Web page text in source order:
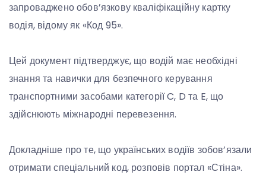
запроваджено обов’язкову кваліфікаційну картку
водія, відому як «Код 95».
Цей документ підтверджує, що водій має необхідні
знання та навички для безпечного керування
транспортними засобами категорії C, D та E, що
здійснюють міжнародні перевезення.
Докладніше про те, що українських водіїв зобов’язали
отримати спеціальний код, розповів портал «Стіна».